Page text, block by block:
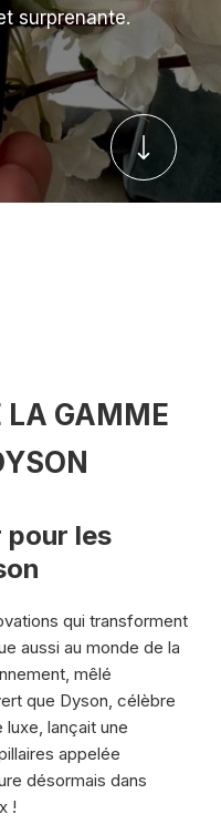
surprenante.
LA GAMME
les
qui transforment
aussi au monde de la
mêlé
que Dyson, célèbre
lançait une
appelée
désormais dans
!